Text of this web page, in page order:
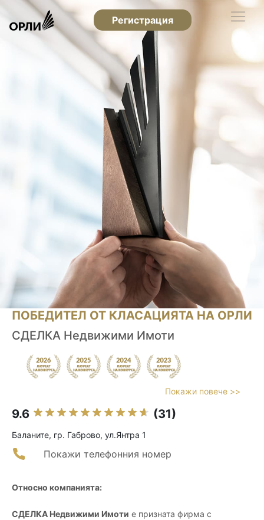
Регистрация
ПОБЕДИТЕЛ ОТ КЛАСАЦИЯТА НА ОРЛИ
СДЕЛКА Недвижими Имоти
Покажи повече >>
9.6 (31)
Баланите, гр. Габрово, ул.Янтра 1
Покажи телефонния номер
Относно компанията:
СДЕЛКА Недвижими Имоти е призната фирма с